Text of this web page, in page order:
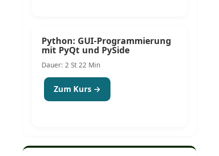
Python: GUI-Programmierung
mit PyQt und PySide
Dauer: 2 St 22 Min
Zum Kurs →